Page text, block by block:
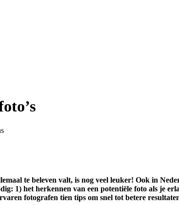
te beleven valt, is nog veel leuker! Ook in
1) het herkennen van een potentiële foto als je
fotografen tien tips om snel tot betere